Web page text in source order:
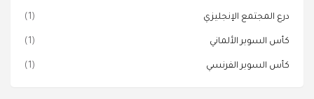
درع المجتمع الإنجليزي (1)
كأس السوبر الألماني (1)
كأس السوبر الفرنسي (1)